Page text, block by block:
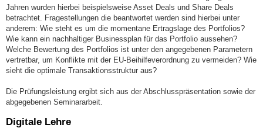
Jahren wurden hierbei beispielsweise Asset Deals und Share Deals
betrachtet. Fragestellungen die beantwortet werden sind hierbei unter
anderem: Wie steht es um die momentane Ertragslage des Portfolios?
Wie kann ein nachhaltiger Businessplan für das Portfolio aussehen?
Welche Bewertung des Portfolios ist unter den angegebenen Parametern
vertretbar, um Konflikte mit der EU-Beihilfeverordnung zu vermeiden? Wie
sieht die optimale Transaktionsstruktur aus?
Die Prüfungsleistung ergibt sich aus der Abschlusspräsentation sowie der
abgegebenen Seminararbeit.
Digitale Lehre